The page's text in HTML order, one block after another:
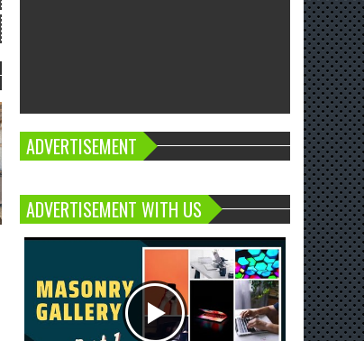
ADVERTISEMENT
ADVERTISEMENT WITH US